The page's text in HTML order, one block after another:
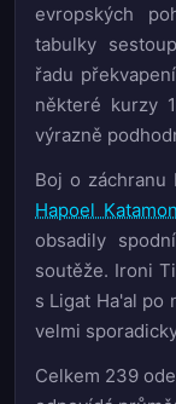
evropských
tabulky
řadu
některé kurzy
výrazně
Boj o záchranu
Hapoel Katamon
obsadily
soutěže. Ironi
s Ligat Ha'al po
velmi
Celkem 239